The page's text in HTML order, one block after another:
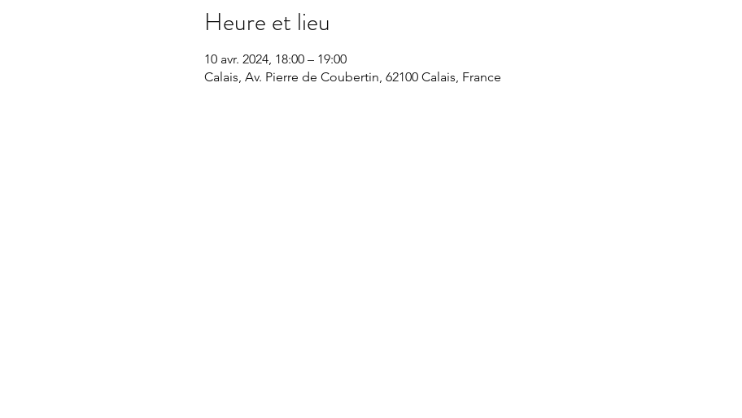
Heure et lieu
10 avr. 2024, 18:00 – 19:00
Calais, Av. Pierre de Coubertin, 62100 Calais, France